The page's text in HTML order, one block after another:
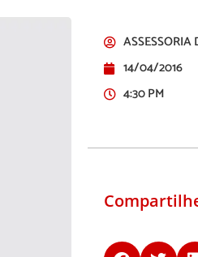
ASSESSORIA
14/04/2016
4:30 PM